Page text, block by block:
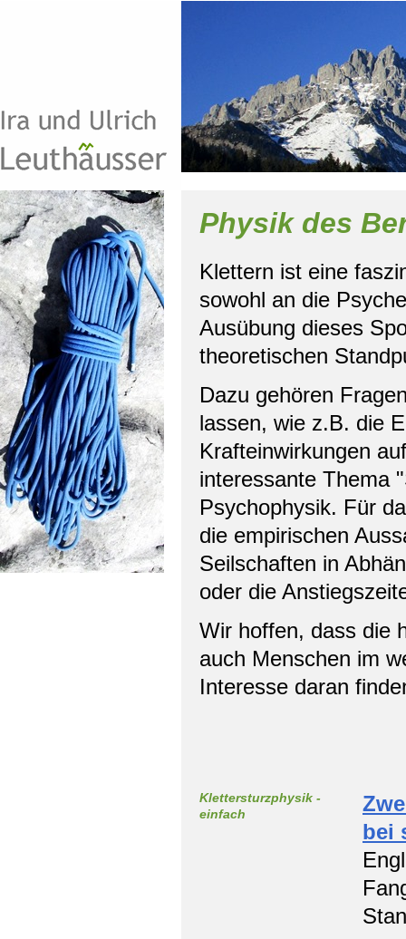
Physik des
Klettern ist eine
sowohl an die
Ausübung dieses
theoretischen
Dazu gehören
lassen, wie z.B. die
Krafteinwirkungen
interessante Thema
Psychophysik. Für
die empirischen
Seilschaften in
oder die
Wir hoffen, dass die
auch Menschen im
Interesse daran
Klettersturzphysik -
einfach
bei